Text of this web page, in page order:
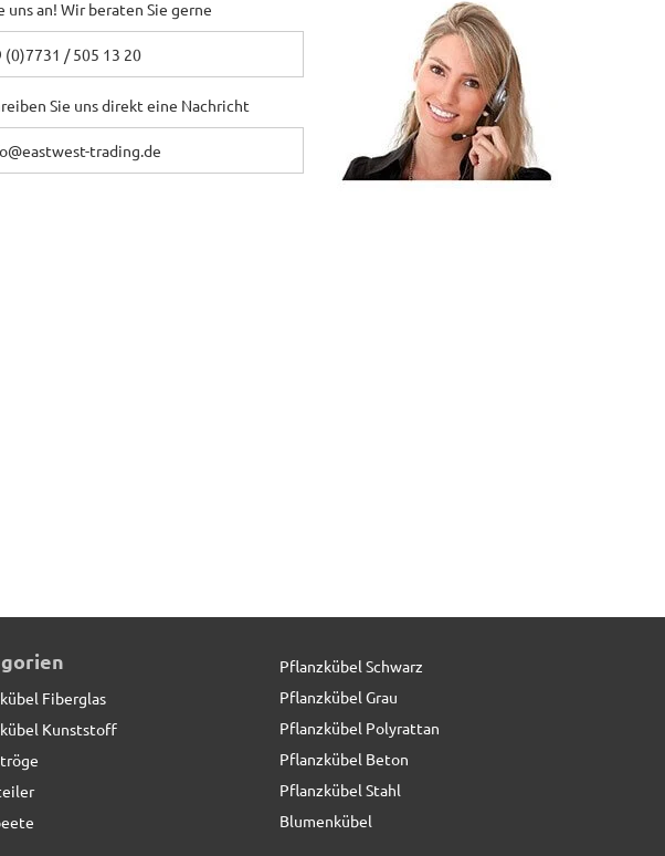
uns an! Wir beraten Sie gerne
(0)7731 / 505 13 20
Sie uns direkt eine Nachricht
trading.de
Fiberglas
Kunststoff
Pflanzkübel Schwarz
Pflanzkübel Grau
Pflanzkübel Polyrattan
Pflanzkübel Beton
Pflanzkübel Stahl
Blumenkübel